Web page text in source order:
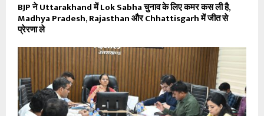
BJP ने Uttarakhand में Lok Sabha चुनाव के लिए कमर कस ली है,
Madhya Pradesh, Rajasthan और Chhattisgarh में जीत से
प्रेरणा ले